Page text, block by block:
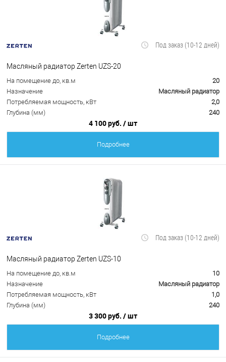
Под заказ (10-12 дней)
Масляный радиатор Zerten UZS-20
На помещение до, кв.м
20
Назначение
Масляный радиатор
Потребляемая мощность, кВт
2,0
Глубина (мм)
240
4 100 руб. / шт
Подробнее
Под заказ (10-12 дней)
Масляный радиатор Zerten UZS-10
На помещение до, кв.м
10
Назначение
Масляный радиатор
Потребляемая мощность, кВт
1,0
Глубина (мм)
240
3 300 руб. / шт
Подробнее